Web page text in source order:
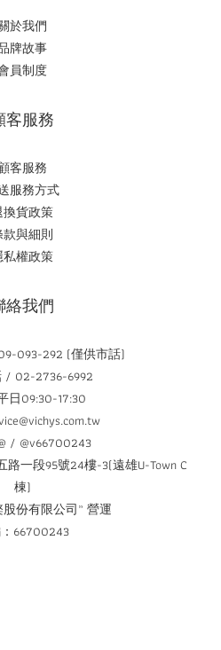
於我們
牌故事
員制度
客服務
客服務
服務方式
換貨政策
款與細則
私權政策
絡我們
093-292 (僅供市話)
/ 02-2736-6992
日09:30-17:30
/ @v66700243
一段95號24樓-3(遠雄U-Town C
棟)
份有限公司” 營運
66700243